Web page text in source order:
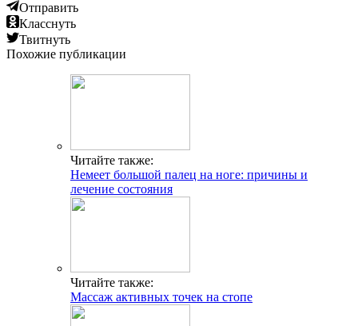
Отправить
Класснуть
Твитнуть
Похожие публикации
Читайте также:
Немеет большой палец на ноге: причины и
лечение состояния
Читайте также:
Массаж активных точек на стопе